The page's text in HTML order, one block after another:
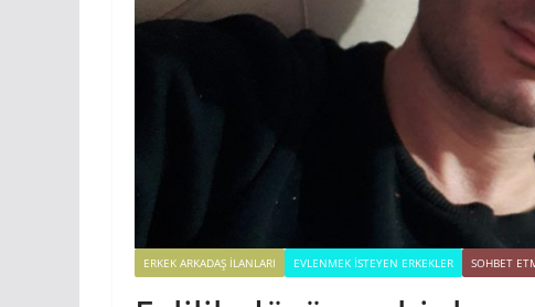
ERKEK ARKADAŞ ILANLARI EVLENMEK İSTEYEN ERKEKLER SOHBET